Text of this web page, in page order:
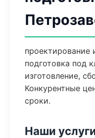
проектирование
подготовка под
изготовление,
Конкурентные
сроки.
Наши